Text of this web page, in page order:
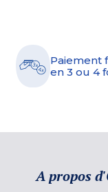
Paiement
en 3 ou 4
A propos